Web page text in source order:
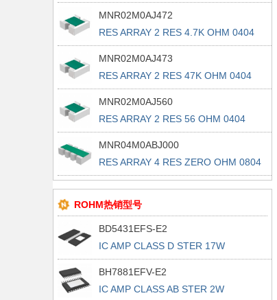
MNR02M0AJ472
RES ARRAY 2 RES 4.7K OHM 0404
MNR02M0AJ473
RES ARRAY 2 RES 47K OHM 0404
MNR02M0AJ560
RES ARRAY 2 RES 56 OHM 0404
MNR04M0ABJ000
RES ARRAY 4 RES ZERO OHM 0804
ROHM热销型号
BD5431EFS-E2
IC AMP CLASS D STER 17W
44HTSSOP
BH7881EFV-E2
IC AMP CLASS AB STER 2W